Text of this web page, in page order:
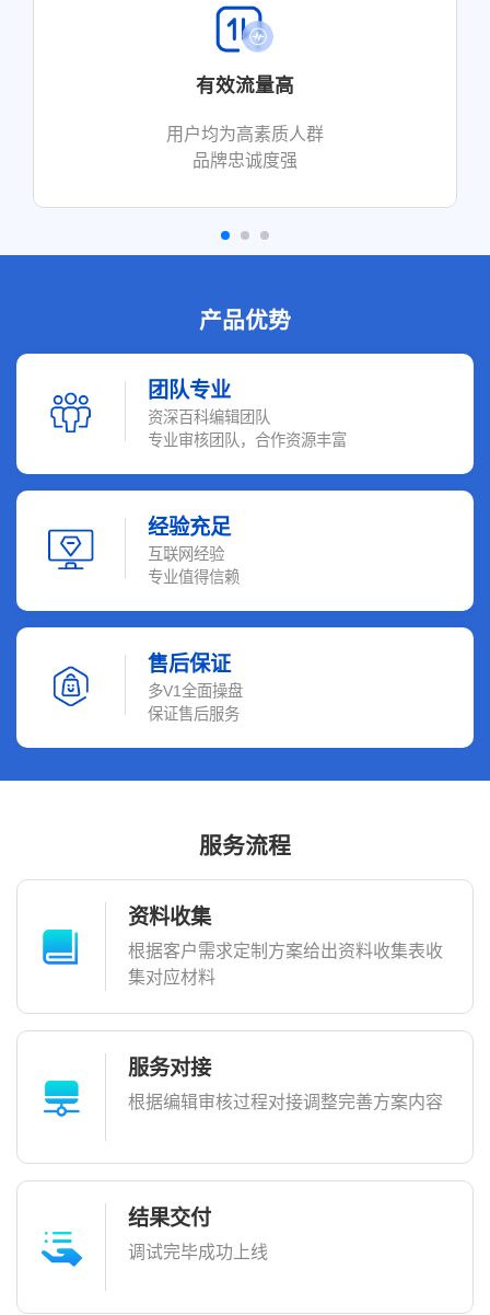
有效流量高
用户均为高素质人群
品牌忠诚度强
产品优势
团队专业
资深百科编辑团队
专业审核团队，合作资源丰富
经验充足
互联网经验
专业值得信赖
售后保证
多V1全面操盘
保证售后服务
服务流程
资料收集
根据客户需求定制方案给出资料收集表收
集对应材料
服务对接
根据编辑审核过程对接调整完善方案内容
结果交付
调试完毕成功上线